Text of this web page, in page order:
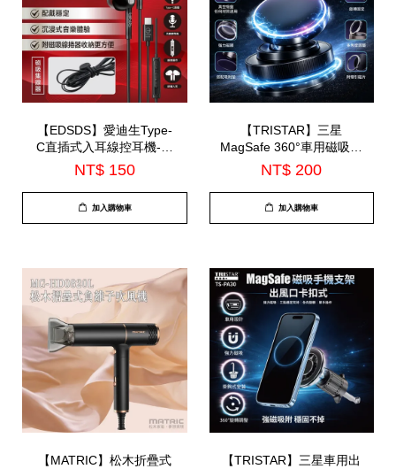
【EDSDS】愛迪生Type-
C直插式入耳線控耳機-內
建麥克風(EDS-C538)
NT$ 150
加入購物車
【TRISTAR】三星
MagSafe 360°車用磁吸手
機支架(TS-PA31)
NT$ 200
加入購物車
【MATRIC】松木折疊式
【TRISTAR】三星車用出